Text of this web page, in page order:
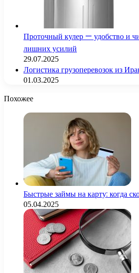
Проточный кулер — удобство и
лишних усилий
29.07.2025
Логистика грузоперевозок из
01.03.2025
Похожее
Быстрые займы на карту: когда
05.04.2025